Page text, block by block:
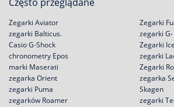
Zegarki Aviator
zegarki Balticus.
Casio G-Shock
chronometry Epos
Zegarki
zegarki
Zegarki
zegarki
marki Maserati
zegarka Orient
zegarki Puma
zegarków Roamer
Zegarki
zegarka
Skagen
zegarki